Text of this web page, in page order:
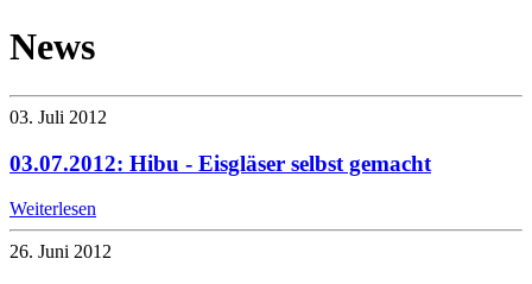
News
03. Juli 2012
03.07.2012: Hibu - Eisgläser selbst gemacht
Weiterlesen
26. Juni 2012